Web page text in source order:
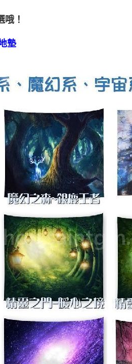
哦！
墊